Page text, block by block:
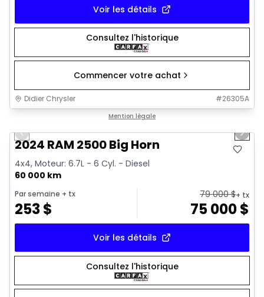
Voir les détails
Consultez l'historique
Commencer votre achat
Didier Chrysler #26305A
Mention légale
Previous slide Next
2024 RAM 2500 Big Horn
4x4, Moteur: 6.7L - 6 Cyl. - Diesel
60 000 km
Par semaine + tx
253$
79 000$+ tx
75 000$
Voir les détails
Consultez l'historique